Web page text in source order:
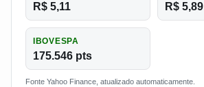
R$ 5,11 R$ 5,89
IBOVESPA
175.546 pts
Fonte Yahoo Finance, atualizado automaticamente.